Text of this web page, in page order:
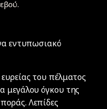
εντυπωσιακό
του πέλματος
μεγάλου όγκου της
Λεπίδες